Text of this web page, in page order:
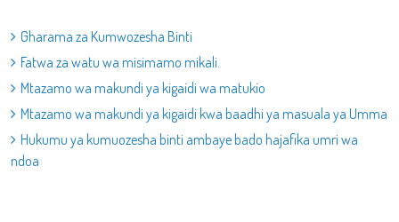
Gharama za Kumwozesha Binti
Fatwa za watu wa misimamo mikali.
Mtazamo wa makundi ya kigaidi wa matukio
Mtazamo wa makundi ya kigaidi kwa baadhi ya masuala ya Umma
Hukumu ya kumuozesha binti ambaye bado hajafika umri wa
ndoa